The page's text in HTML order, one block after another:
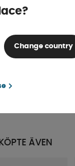
ÄVEN
Change country